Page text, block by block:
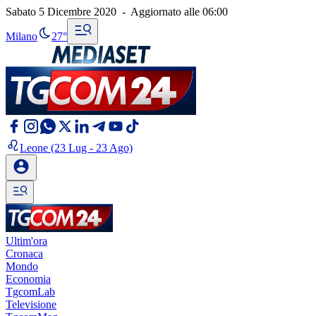
Sabato 5 Dicembre 2020 - Aggiornato alle 06:00
Milano 27°
Leone (23 Lug - 23 Ago)
Ultim'ora
Cronaca
Mondo
Economia
TgcomLab
Televisione